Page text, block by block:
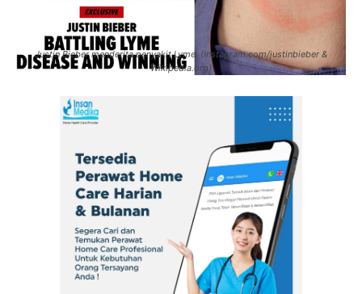
Justin Bieber menderita penyakit Lyme. (Instagram.com/justinbieber &
Wikipedia.org)